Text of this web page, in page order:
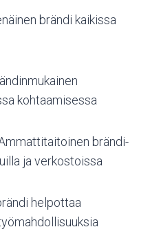
brändi kaikissa
kohtaamisessa
brändi-
ja verkostoissa
helpottaa